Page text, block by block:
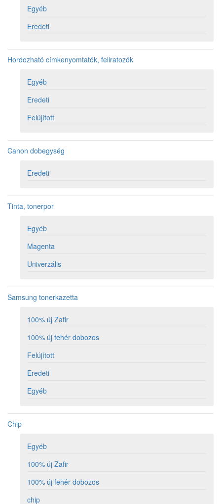
Egyéb
Eredeti
Hordozható címkenyomtatók, feliratozók
Egyéb
Eredeti
Felújított
Canon dobegység
Eredeti
Tinta, tonerpor
Egyéb
Magenta
Univerzális
Samsung tonerkazetta
100% új Zafir
100% új fehér dobozos
Felújított
Eredeti
Egyéb
Chip
Egyéb
100% új Zafir
100% új fehér dobozos
chip